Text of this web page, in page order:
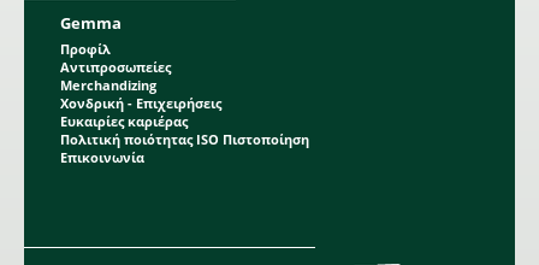
Gemma
Προφίλ
Αντιπροσωπείες
Merchandizing
Χονδρική - Επιχειρήσεις
Ευκαιρίες καριέρας
Πολιτική ποιότητας ISO Πιστοποίηση
Επικοινωνία